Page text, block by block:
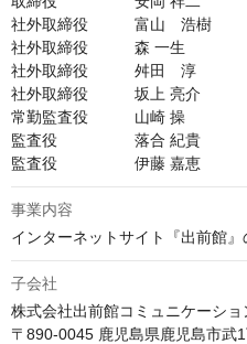
社外取締役　　　富山　浩樹
社外取締役　　　森 一生
社外取締役　　　舛田 淳
社外取締役　　　坂上 亮介
常勤監査役　　　山崎 操
監査役　　　　　落合 紀貴
監査役　　　　　伊藤 嘉恵
事業内容
インターネットサイト『出前館
子会社
株式会社出前館コミュニケーショ
〒890-0045 鹿児島県鹿児島市武